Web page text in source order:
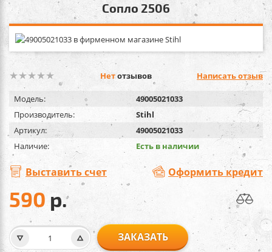
Сопло 2506
Нетотзывов Написать отзыв
Модель:
49005021033
Производитель:
Stihl
Артикул:
49005021033
Наличие:
Есть в наличии
Выставить счет Оформить кредит
590р.
ЗАКАЗАТЬ